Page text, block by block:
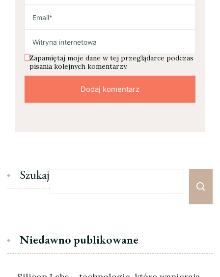
Zapamiętaj moje dane w tej przeglądarce podczas
pisania kolejnych komentarzy.
Szukaj
Niedawno publikowane